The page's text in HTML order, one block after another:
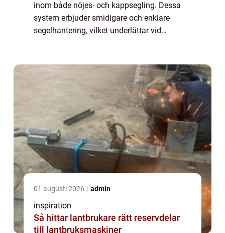
inom både nöjes- och kappsegling. Dessa
system erbjuder smidigare och enklare
segelhantering, vilket underlättar vid
01 augusti 2026 admin
inspiration
Så hittar lantbrukare rätt reservdelar
till lantbruksmaskiner